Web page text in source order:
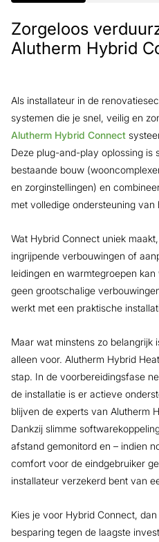
Zorgeloos
Alutherm Hybrid
Als installateur in de
systemen die je snel, veilig en
Alutherm Hybrid Connect
Deze plug-and-play oplossing is
bestaande bouw
en zorginstellingen) en
met volledige ondersteuning van
Wat Hybrid Connect uniek
ingrijpende verbouwingen of
leidingen en warmtegroepen
geen grootschalige
werkt met een praktische
Maar wat minstens zo belangrijk
alleen voor. Alutherm Hybrid
stap. In de voorbereidingsfase
de installatie is er actieve
blijven de experts van Alutherm
Dankzij slimme
afstand gemonitord en – indien
comfort voor de eindgebruiker
installateur verzekerd bent van
Kies je voor Hybrid Connect,
besparing tegen de laagste